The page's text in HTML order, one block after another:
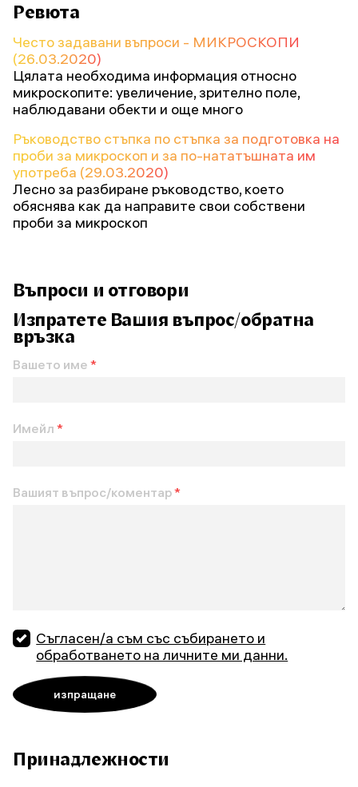
Ревюта
Често задавани въпроси - МИКРОСКОПИ
(26.03.2020)
Цялата необходима информация относно
микроскопите: увеличение, зрително поле,
наблюдавани обекти и още много
Ръководство стъпка по стъпка за подготовка на
проби за микроскоп и за по-нататъшната им
употреба (29.03.2020)
Лесно за разбиране ръководство, което
обяснява как да направите свои собствени
проби за микроскоп
Въпроси и отговори
Изпратете Вашия въпрос/обратна
връзка
Вашето име *
Имейл *
Вашият въпрос/коментар*
Съгласен/а съм със събирането и
обработването на личните ми данни.
Принадлежности